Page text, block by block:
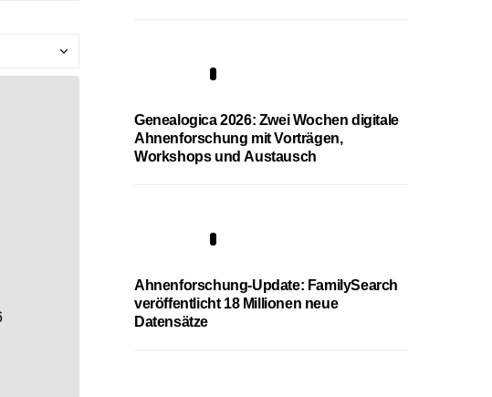
Genealogica 2026: Zwei Wochen digitale
Ahnenforschung mit Vorträgen,
Workshops und Austausch
Ahnenforschung-Update: FamilySearch
veröffentlicht 18 Millionen neue
Datensätze